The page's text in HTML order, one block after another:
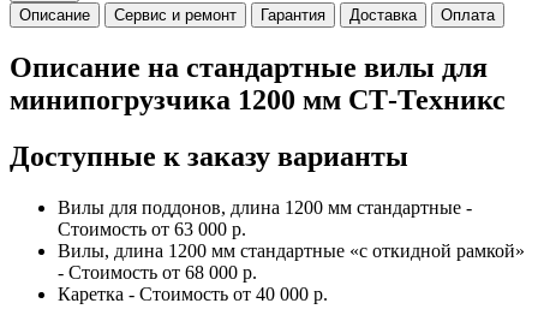
Описание Сервис и ремонт Гарантия Доставка Оплата
Описание на стандартные вилы для
минипогрузчика 1200 мм СТ-Техникс
Доступные к заказу варианты
Вилы для поддонов, длина 1200 мм стандартные -
Стоимость от 63 000 р.
Вилы, длина 1200 мм стандартные «с откидной рамкой»
- Стоимость от 68 000 р.
Каретка - Стоимость от 40 000 р.